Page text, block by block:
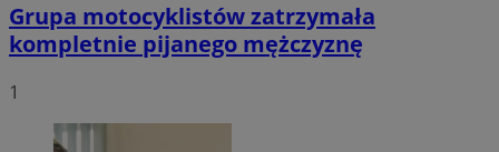
Grupa motocyklistów zatrzymała
kompletnie pijanego mężczyznę
1